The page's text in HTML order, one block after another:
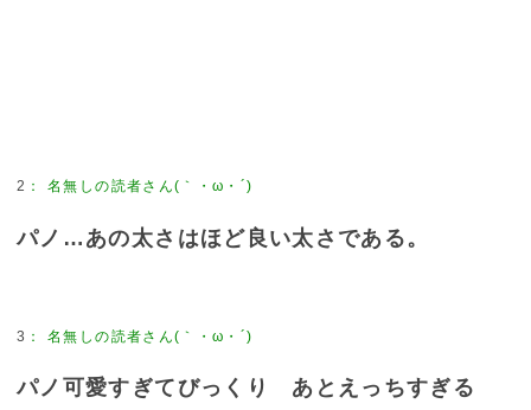
2 ：名無しの読者さん(｀・ω・´)
パノ…あの太さはほど良い太さである。
3 ：名無しの読者さん(｀・ω・´)
パノ可愛すぎてびっくり あとえっちすぎる